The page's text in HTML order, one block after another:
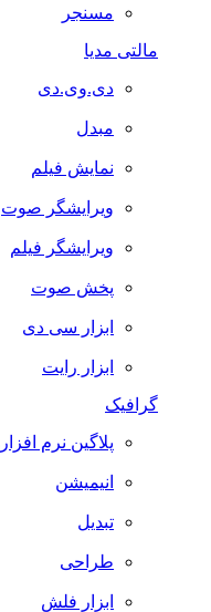
مسنجر
مالتی مدیا
دی.وی.دی
مبدل
نمایش فیلم
ویرایشگر صوت
ویرایشگر فیلم
پخش صوت
ابزار سی دی
ابزار رایت
گرافیک
پلاگین نرم افزارها
انیمیشن
تبدیل
طراحی
ابزار فلش